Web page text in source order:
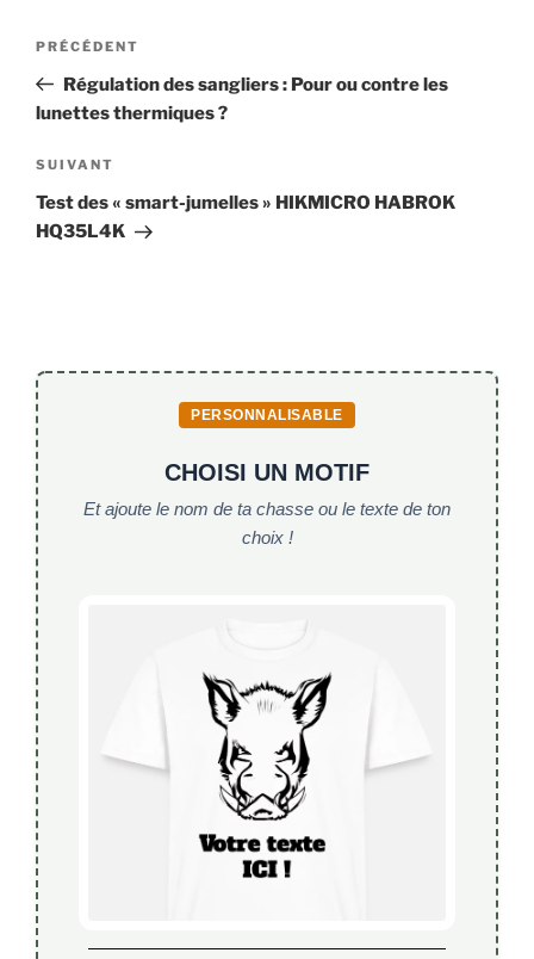
Navigation
l’article
Article
précédent
PRÉCÉDENT
Régulation des sangliers : Pour ou contre les
lunettes thermiques ?
Article
suivant
SUIVANT
Test des « smart-jumelles » HIKMICRO HABROK
HQ35L4K
PERSONNALISABLE
CHOISI UN MOTIF
Et ajoute le nom de ta chasse ou le texte de ton
choix !